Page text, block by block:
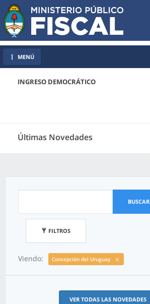
INGRESO DEMOCRÁTICO
Últimas Novedades
MENÚ
BUSCAR
FILTROS
Viendo: Concepción del Uruguay
VER TODAS LAS NOVEDADES